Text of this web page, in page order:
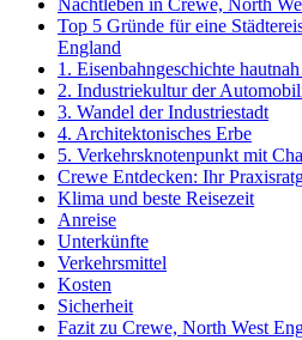
Nachtleben in Crewe, North
Top 5 Gründe für eine
England
1. Eisenbahngeschichte
2. Industriekultur der
3. Wandel der Industriestadt
4. Architektonisches Erbe
5. Verkehrsknotenpunkt mit
Crewe Entdecken: Ihr
Klima und beste Reisezeit
Anreise
Unterkünfte
Verkehrsmittel
Kosten
Sicherheit
Fazit zu Crewe, North West